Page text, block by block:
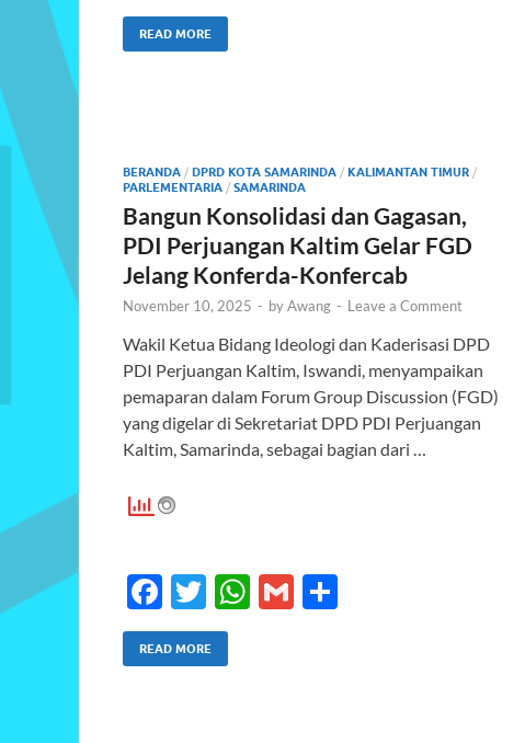
ac
e
k
w
itt
p
READ MORE
BERANDA / DPRD KOTA SAMARINDA / KALIMANTAN TIMUR /
PARLEMENTARIA / SAMARINDA
Bangun Konsolidasi dan Gagasan,
PDI Perjuangan Kaltim Gelar FGD
Jelang Konferda-Konfercab
November 10, 2025 - byAwang - Leave a Comment
Wakil Ketua Bidang Ideologi dan Kaderisasi DPD
PDI Perjuangan Kaltim, Iswandi, menyampaikan
pemaparan dalam Forum Group Discussion (FGD)
yang digelar di Sekretariat DPD PDI Perjuangan
Kaltim, Samarinda, sebagai bagian dari …
F
ac
e
T
w
itt
W G
READ MORE